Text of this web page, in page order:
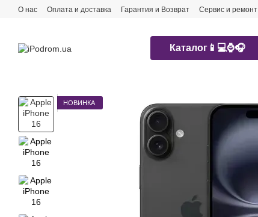
Перейти к основному контенту
О нас Оплата и доставка Гарантия и Возврат Сервис и ремонт
Каталог📱💻⌚️🎧
НОВИНКА